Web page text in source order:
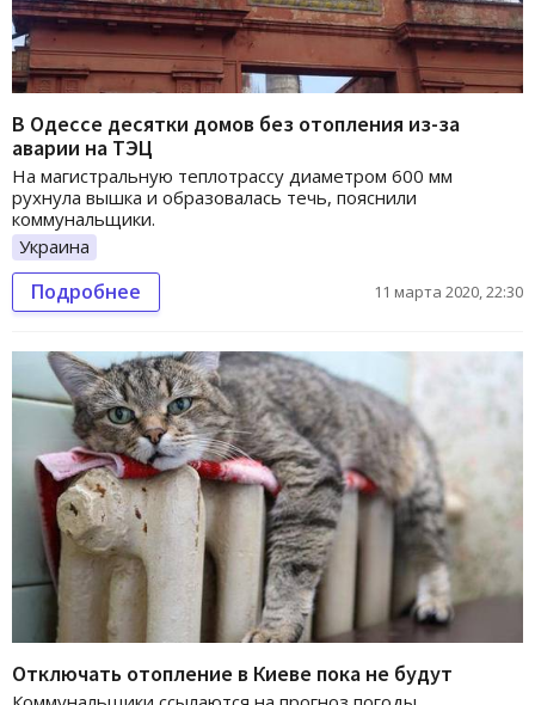
В Одессе десятки домов без отопления из-за
аварии на ТЭЦ
На магистральную теплотрассу диаметром 600 мм
рухнула вышка и образовалась течь, пояснили
коммунальщики.
Украина
Подробнее 11 марта 2020, 22:30
Отключать отопление в Киеве пока не будут